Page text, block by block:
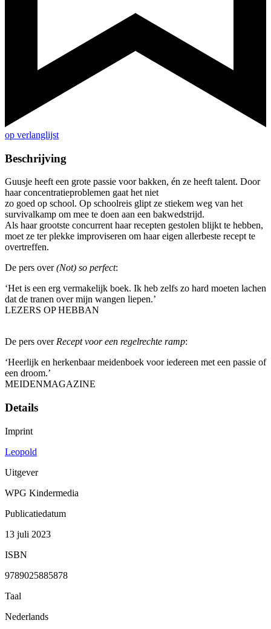
op verlanglijst
Beschrijving
Guusje heeft een grote passie voor bakken, én ze heeft talent. Door
haar concentratieproblemen gaat het niet
zo goed op school. Op schoolreis glipt ze stiekem weg van het
survivalkamp om mee te doen aan een bakwedstrijd.
Als haar grootste concurrent haar recepten gestolen blijkt te hebben,
moet ze ter plekke improviseren om haar eigen allerbeste recept te
overtreffen.
De pers over(Not) so perfect:
‘Het is een erg vermakelijk boek. Ik heb zelfs zo hard moeten lachen
dat de tranen over mijn wangen liepen.’
LEZERS OP HEBBAN
De pers overRecept voor een regelrechte ramp:
‘Heerlijk en herkenbaar meidenboek voor iedereen met een passie of
een droom.’
MEIDENMAGAZINE
Details
Imprint
Leopold
Uitgever
WPG Kindermedia
Publicatiedatum
13 juli 2023
ISBN
9789025885878
Taal
Nederlands